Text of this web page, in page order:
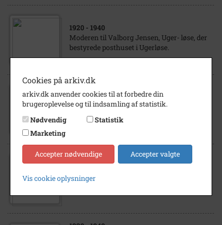
1920 - 1940
Moderen til Valborg Jensen, Uger- løse, der
bestyrede posthuset i Ugerløse.
1910- 1930
Ukendte damer, med tilknytning til Valborg
Jensen, Ugerløse, på strøg- tur.
1920- 1940
Ukendt kvinde med 2 børn. Har tilknytning
Cookies på arkiv.dk
arkiv.dk anvender cookies til at forbedre din
brugeroplevelse og til indsamling af statistik.
Nødvendig
Statistik
Marketing
Accepter nødvendige Accepter valgte
Vis cookie oplysninger